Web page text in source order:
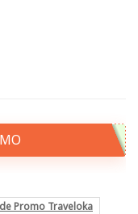
Promo Traveloka